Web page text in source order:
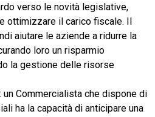
verso le novità legislative,
ottimizzare il carico fiscale. Il
aiutare le aziende a ridurre la
loro un risparmio
la gestione delle risorse
: un Commercialista che dispone di
ha la capacità di anticipare una